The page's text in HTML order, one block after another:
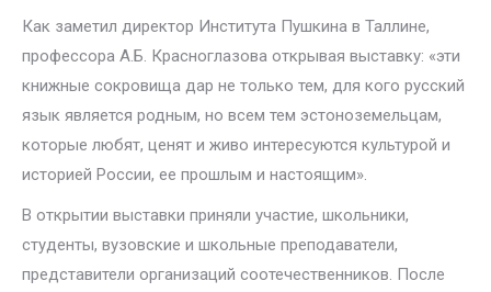
Как заметил директор Института Пушкина в Таллине,
профессора А.Б. Красноглазова открывая выставку: «эти
книжные сокровища дар не только тем, для кого русский
язык является родным, но всем тем эстоноземельцам,
которые любят, ценят и живо интересуются культурой и
историей России, ее прошлым и настоящим».
В открытии выставки приняли участие, школьники,
студенты, вузовские и школьные преподаватели,
представители организаций соотечественников. После